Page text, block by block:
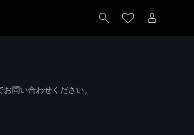
問い合わせください。